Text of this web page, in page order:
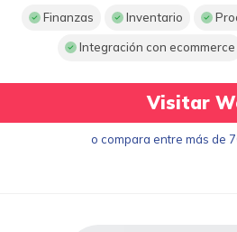
Finanzas Inventario
Integración con ecommerce
Visitar
o compara entre más de